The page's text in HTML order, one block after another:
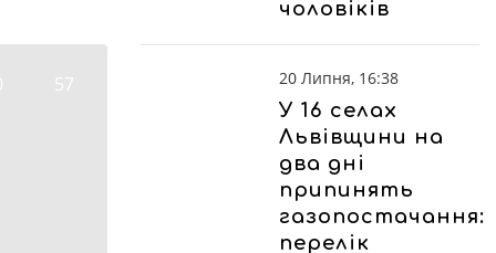
57
чоловіків
20 Липня, 16:38
У 16 селах
Львівщини на
два дні
припинять
газопостачання:
перелік